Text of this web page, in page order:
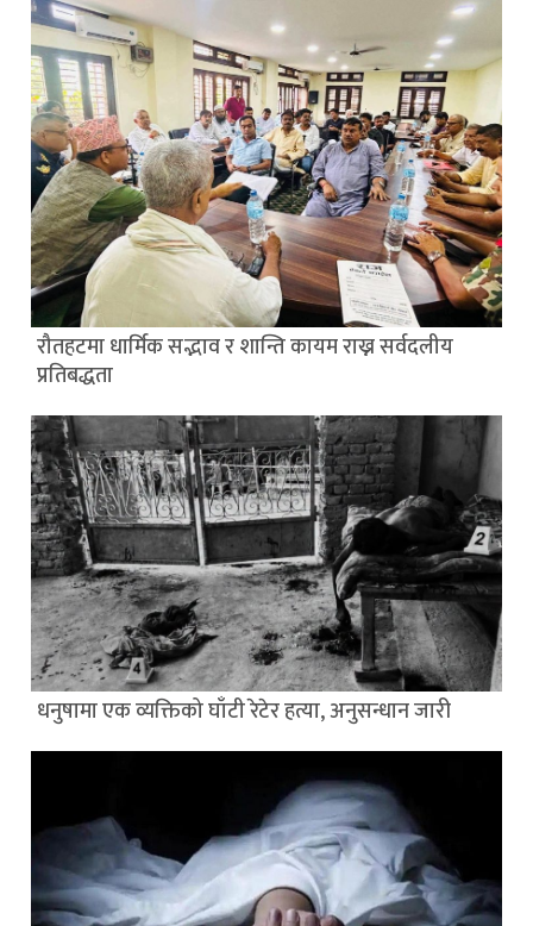
रौतहटमा धार्मिक सद्भाव र शान्ति कायम राख्न सर्वदलीय
प्रतिबद्धता
धनुषामा एक व्यक्तिको घाँटी रेटेर हत्या, अनुसन्धान जारी